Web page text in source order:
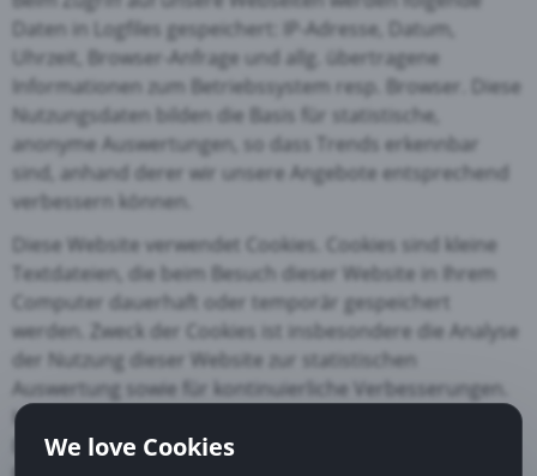
Daten in Logfiles gespeichert: IP-Adresse, Datum,
Uhrzeit, Browser-Anfrage und allg. übertragene
Informationen zum Betriebssystem resp. Browser. Diese
Nutzungsdaten bilden die Basis für statistische,
anonyme Auswertungen, so dass Trends erkennbar
sind, anhand derer wir unsere Angebote entsprechend
verbessern können.
Diese Website verwendet Cookies. Cookies sind kleine
Textdateien, die beim Besuch dieser Website in Ihrem
Computer dauerhaft oder temporär gespeichert
werden. Zweck der Cookies ist insbesondere die Analyse
der Nutzung dieser Website zur statistischen
Auswertung sowie für kontinuierliche Verbesserungen.
In Ihrem Browser können Sie Cookies in den
Einstellungen jederzeit ganz oder teilweise deaktivieren.
We love Cookies